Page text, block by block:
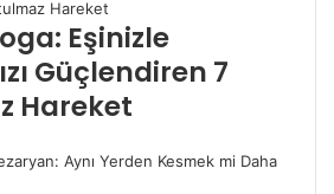
Eşinizle
Güçlendiren 7
Hareket